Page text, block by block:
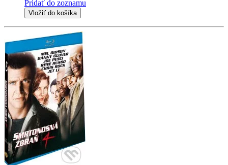
Pridať do zoznamu
Vložiť do košíka